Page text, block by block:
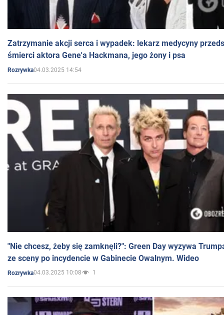
Zatrzymanie akcji serca i wypadek: lekarz medycyny
śmierci aktora Gene'a Hackmana, jego żony i psa
Rozrywka04.03.2025 14:54
"Nie chcesz, żeby się zamknęli?": Green Day wyzywa
ze sceny po incydencie w Gabinecie Owalnym. Wideo
Rozrywka04.03.2025 10:08 1